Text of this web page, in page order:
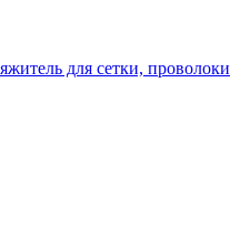
для сетки, проволоки